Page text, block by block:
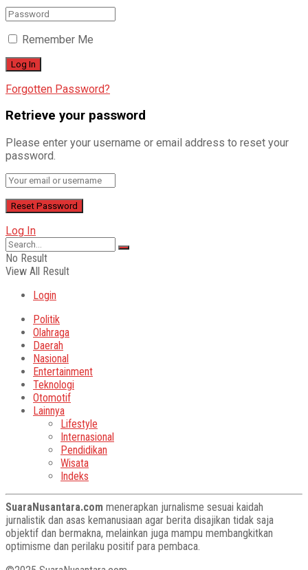
Remember Me
Forgotten Password?
Retrieve your password
Please enter your username or email address to reset your
password.
Log In
No Result
View All Result
Login
Politik
Olahraga
Daerah
Nasional
Entertainment
Teknologi
Otomotif
Lainnya
Lifestyle
Internasional
Pendidikan
Wisata
Indeks
SuaraNusantara.com menerapkan jurnalisme sesuai kaidah
jurnalistik dan asas kemanusiaan agar berita disajikan tidak saja
objektif dan bermakna, melainkan juga mampu membangkitkan
optimisme dan perilaku positif para pembaca.